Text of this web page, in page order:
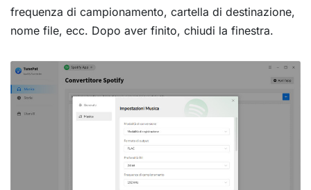
frequenza di campionamento, cartella di destinazione,
nome file, ecc. Dopo aver finito, chiudi la finestra.